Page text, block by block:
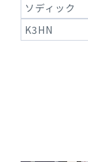
ソディック
K3HN